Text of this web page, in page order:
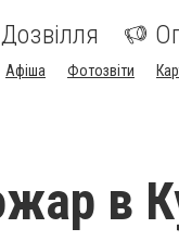
Дозвілля
Афіша Фотозвіти
в